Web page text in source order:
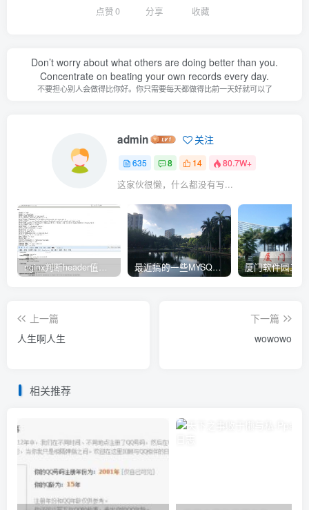
点赞0 分享 收藏
Don’t worry about what others are doing better than you.
Concentrate on beating your own records every day.
不要担心别人会做得比你好。你只需要每天都做得比前一天好就可以了
admin 关注
635 8 14 80.7W+
这家伙很懒，什么都没有写...
nginx判断header值转发不同upstream处理 最近搞的一些MYSQL相关的docker镜像
上一篇
人生啊人生
下一篇
wowowo
相关推荐